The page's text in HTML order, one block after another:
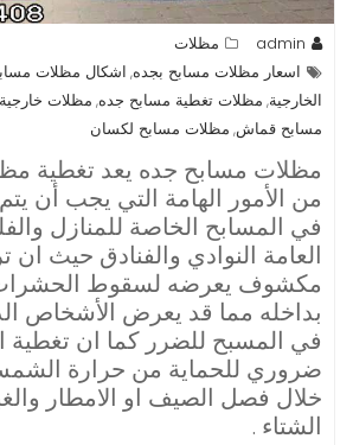
admin
مظلات
اسعار مظلات مسابح بجده, اشكال مظلات
الخارجية, مظلات تغطية مسابح جده, مظلات
مسابح قماش, مظلات مسابح لكسان
مظلات مسابح جده يعد تغطية
من الأمور الهامة التي يجب أن
في المسابح الخاصة للمنازل
العامة النوادي والفنادق حيث
مكشوف يعرضه لسقوط الحشرات
بداخله مما قد يعرض الأشخاص
في المسبح للضرر كما ان تغطية
ضروري للحماية من حرارة
خلال فصل الصيف او الامطار
الشتاء .